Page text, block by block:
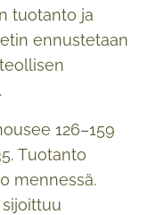
tuotanto ja
ennustetaan
126–159
Tuotanto
mennessä.